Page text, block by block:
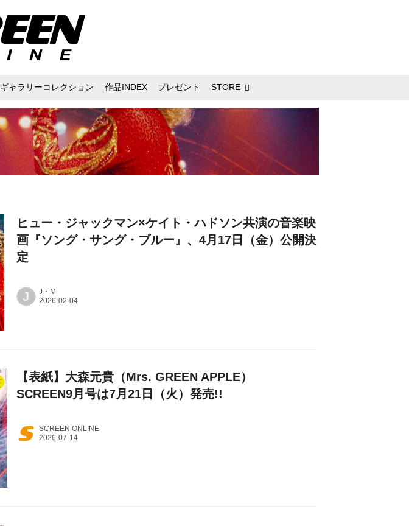
ギャラリーコレクション 作品INDEX プレゼント STORE
ヒュー・ジャックマン×ケイト・ハドソン共演の音楽映
画『ソング・サング・ブルー』、4月17日（金）公開決
定
J J・M
【表紙】大森元貴（Mrs. GREEN APPLE）
SCREEN9月号は7月21日（火）発売!!
SCREEN ONLINE